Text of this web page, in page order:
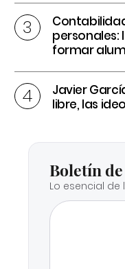
personales:
formar
Javier
libre, las
Boletín
Lo esencial